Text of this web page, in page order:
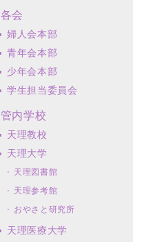
各会
婦人会本部
青年会本部
少年会本部
学生担当委員会
管内学校
天理教校
天理大学
天理図書館
天理参考館
おやさと研究所
天理医療大学